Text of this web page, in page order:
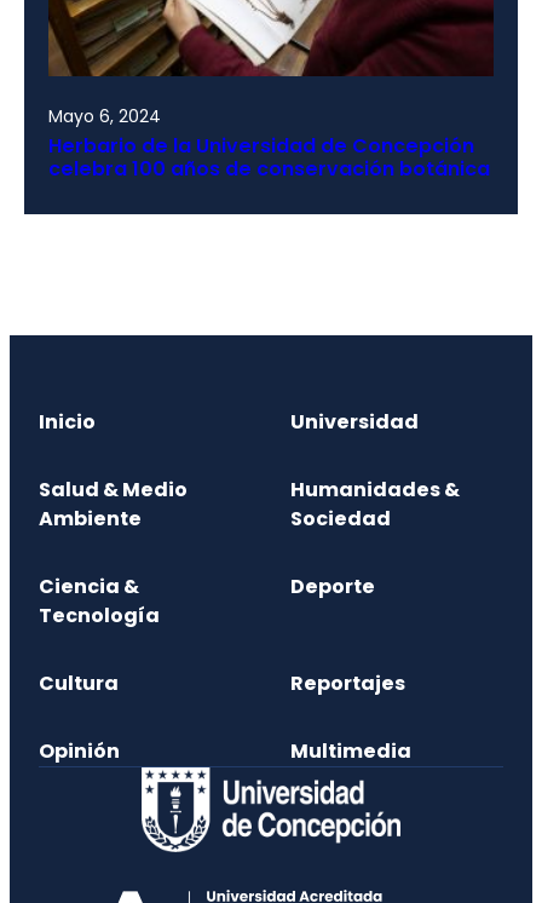
Mayo 6, 2024
Herbario de la Universidad de Concepción
celebra 100 años de conservación botánica
Inicio Universidad
Salud & Medio
Ambiente
Humanidades &
Sociedad
Ciencia &
Tecnología
Deporte
Cultura Reportajes
Opinión Multimedia